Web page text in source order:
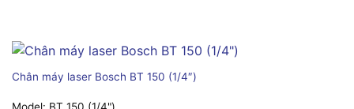
Chân máy laser Bosch BT 150 (1/4″)